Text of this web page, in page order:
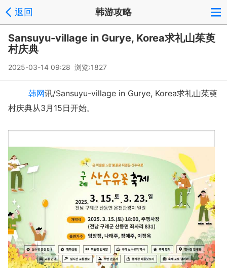
返回 韩游攻略
Sansuyu-village in Gurye, Korea求礼山茱萸
村庆典
2025-03-14 09:28 浏览:1827
韩网讯/Sansuyu-village in Gurye, Korea求礼山茱萸
村庆典从3月15日开始。